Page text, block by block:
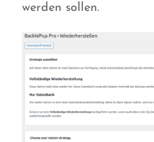
werden sollen.